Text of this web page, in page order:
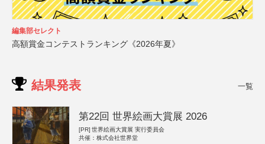
編集部セレクト
高額賞金コンテストランキング《2026年夏》
結果発表 一覧
第22回 世界絵画大賞展 2026
[PR] 世界絵画大賞展 実行委員会
共催：株式会社世界堂